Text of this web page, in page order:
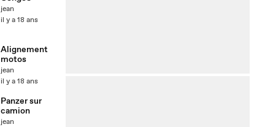
jean
il y a 18 ans
Alignement
motos
jean
il y a 18 ans
Panzer sur
camion
jean